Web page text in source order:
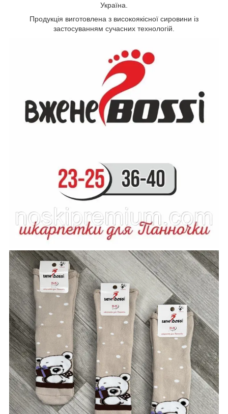
Україна.
Продукція виготовлена з високоякісної сировини із
застосуванням сучасних технологій.